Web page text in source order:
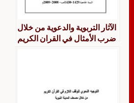
الآثار التربوية والدعوية من خلال
ضرب الأمثال في القران الكريم